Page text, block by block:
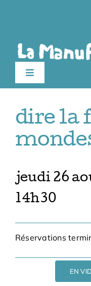
Toggle
Navigation
Le festival
Infos pratiques
Adhésions
dire la
jeudi 26
14h30
Réservations
EN